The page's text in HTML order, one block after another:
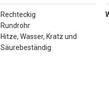
Rechteckig
Rundrohr
Hitze, Wasser, Kratz und
Säurebeständig